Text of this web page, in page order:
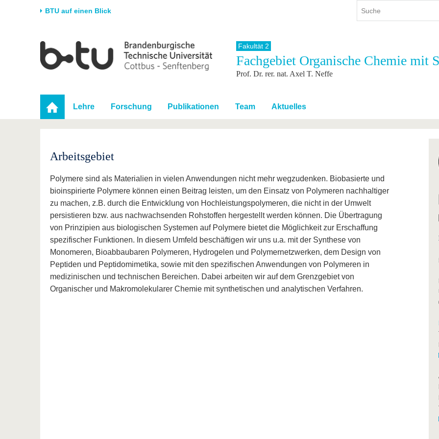
BTU auf einen Blick
Universität
Karriere & Engagement
Partnerschaften &
Strukturwandel
Forschung
Förderung
Wissenschaftlicher
Nachwuchs
Studium
Studienangebot
Im Studium
Nach dem Studium
International
Internationales Profil
Mit der BTU ins Ausland
Für internationale
Studierende
Weiterbildung
Fakultät 2
Fachgebiet Organische Chemie mit
Prof. Dr. rer. nat. Axel T. Neffe
Lehre Forschung Publikationen Team Aktuelles
Arbeitsgebiet
Polymere sind als Materialien in vielen Anwendungen nicht mehr wegzudenken. Biobasierte und
bioinspirierte Polymere können einen Beitrag leisten, um den Einsatz von Polymeren nachhaltiger
zu machen, z.B. durch die Entwicklung von Hochleistungspolymeren, die nicht in der Umwelt
persistieren bzw. aus nachwachsenden Rohstoffen hergestellt werden können. Die Übertragung
von Prinzipien aus biologischen Systemen auf Polymere bietet die Möglichkeit zur Erschaffung
spezifischer Funktionen. In diesem Umfeld beschäftigen wir uns u.a. mit der Synthese von
Monomeren, Bioabbaubaren Polymeren, Hydrogelen und Polymernetzwerken, dem Design von
Peptiden und Peptidomimetika, sowie mit den spezifischen Anwendungen von Polymeren in
medizinischen und technischen Bereichen. Dabei arbeiten wir auf dem Grenzgebiet von
Organischer und Makromolekularer Chemie mit synthetischen und analytischen Verfahren.